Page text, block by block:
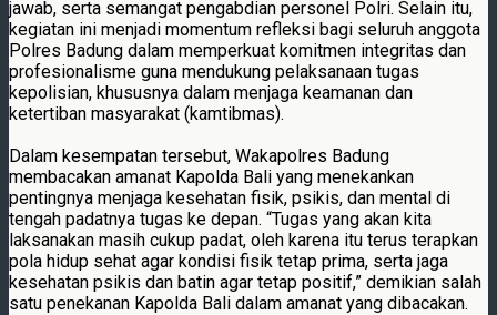
jawab, serta semangat pengabdian personel Polri. Selain itu,
kegiatan ini menjadi momentum refleksi bagi seluruh anggota
Polres Badung dalam memperkuat komitmen integritas dan
profesionalisme guna mendukung pelaksanaan tugas
kepolisian, khususnya dalam menjaga keamanan dan
ketertiban masyarakat (kamtibmas).
Dalam kesempatan tersebut, Wakapolres Badung
membacakan amanat Kapolda Bali yang menekankan
pentingnya menjaga kesehatan fisik, psikis, dan mental di
tengah padatnya tugas ke depan. “Tugas yang akan kita
laksanakan masih cukup padat, oleh karena itu terus terapkan
pola hidup sehat agar kondisi fisik tetap prima, serta jaga
kesehatan psikis dan batin agar tetap positif,” demikian salah
satu penekanan Kapolda Bali dalam amanat yang dibacakan.